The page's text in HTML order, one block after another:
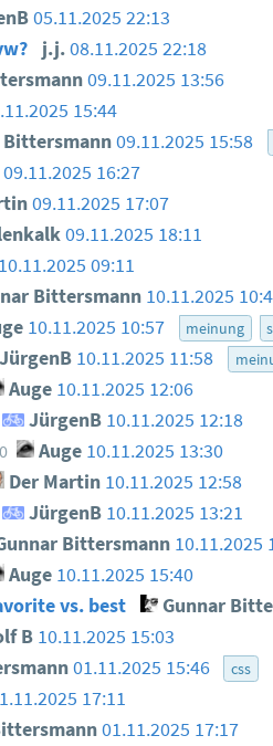
05.11.2025 22:13
j.j.08.11.2025 22:18
09.11.2025 13:56
15:44
Bittersmann09.11.2025 15:58
09.11.2025 16:27
09.11.2025 17:07
09.11.2025 18:11
10.11.2025 09:11
Bittersmann 10.11.2025
10.11.2025 10:57 meinung
JürgenB 10.11.2025 11:58
Auge 10.11.2025 12:06
JürgenB 10.11.2025 12:18
0 Auge 10.11.2025 13:30
Der Martin 10.11.2025 12:58
JürgenB 10.11.2025 13:21
Bittersmann 10.11.2025
Auge 10.11.2025 15:40
vs. best Gunnar
B 10.11.2025 15:03
01.11.2025 15:46 css
17:11
01.11.2025 17:17